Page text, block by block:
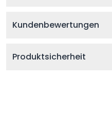
Kundenbewertungen
Produktsicherheit